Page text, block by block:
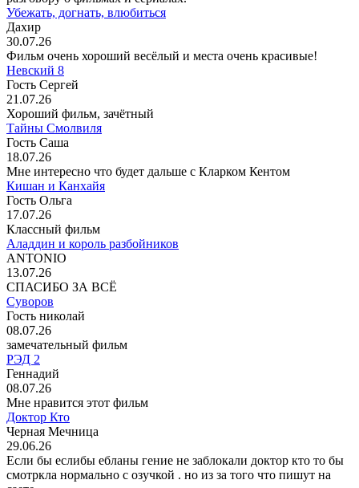
Убежать, догнать, влюбиться
Дахир
30.07.26
Фильм очень хороший весёлый и места очень красивые!
Невский 8
Гость Сергей
21.07.26
Хороший фильм, зачётный
Тайны Смолвиля
Гость Саша
18.07.26
Мне интересно что будет дальше с Кларком Кентом
Кишан и Канхайя
Гость Ольга
17.07.26
Классный фильм
Аладдин и король разбойников
ANTONIO
13.07.26
СПАСИБО ЗА ВСЁ
Суворов
Гость николай
08.07.26
замечательный фильм
РЭД 2
Геннадий
08.07.26
Мне нравится этот фильм
Доктор Кто
Черная Мечница
29.06.26
Если бы еслибы ебланы гение не заблокали доктор кто то бы
смотркла нормально с озучкой . но из за того что пишут на